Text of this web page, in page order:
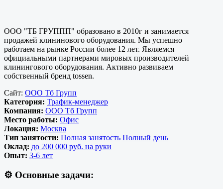
ООО "ТБ ГРУППП" образовано в 2010г и занимается
продажей клининового оборудования. Мы успешно
работаем на рынке России более 12 лет. Являемся
официальными партнерами мировых производителей
клинингового оборудования. Активно развиваем
собственный бренд tossen.
Сайт: ООО Тб Групп
Категория: Трафик-менеджер
Компания: ООО Тб Групп
Место работы: Офис
Локация: Москва
Тип занятости: Полная занятость Полный день
Оклад: до 200 000 руб. на руки
Опыт: 3-6 лет
⚙️ Основные задачи: